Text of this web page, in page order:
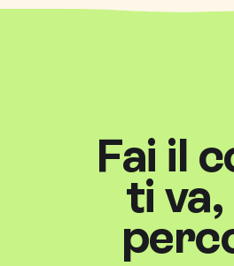
Fai il
ti